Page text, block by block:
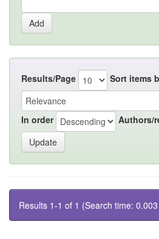
Results/Page Sort items
In order Authors/
Results 1-1 of 1 (Search time: